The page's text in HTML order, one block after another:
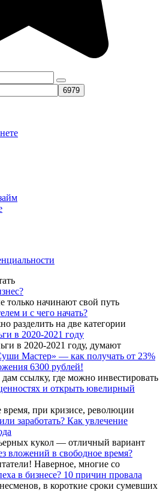
только начинают свой путь
и с чего начать?
разделить на две категории
в 2020-2021 году
в 2020-2021 году, думают
Мастер» — как получать от 23%
6300 рублей!
ссылку, где можно инвестировать
и открыть ювелирный
при кризисе, революции
заработать? Как увлечение
кукол — отличный вариант
вложений в свободное время?
Наверное, многие со
в бизнесе? 10 причин провала
в короткие сроки сумевших